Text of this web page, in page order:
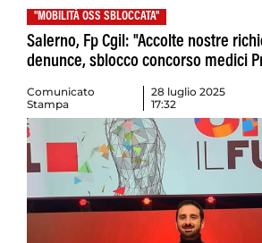
"MOBILITÀ OSS SBLOCCATA"
Salerno, Fp Cgil: "Accolte nostre
denunce, sblocco concorso medici
Comunicato
Stampa
28 luglio 2025
17:32